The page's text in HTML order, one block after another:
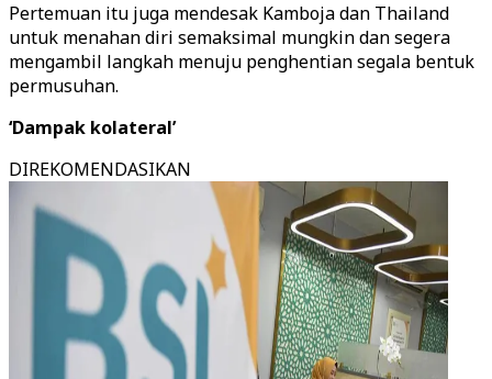
Pertemuan itu juga mendesak Kamboja dan Thailand
untuk menahan diri semaksimal mungkin dan segera
mengambil langkah menuju penghentian segala bentuk
permusuhan.
‘Dampak kolateral’
DIREKOMENDASIKAN